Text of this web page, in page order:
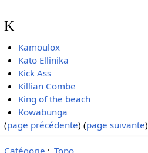
K
Kamoulox
Kato Ellinika
Kick Ass
Killian Combe
King of the beach
Kowabunga
(page précédente) (page suivante)